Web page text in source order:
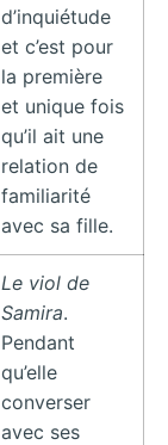
d’inquiétude
et c’est pour
la première
et unique fois
qu’il ait une
relation de
familiarité
avec sa fille.
Le viol de
Samira.
Pendant
qu’elle
converser
avec ses